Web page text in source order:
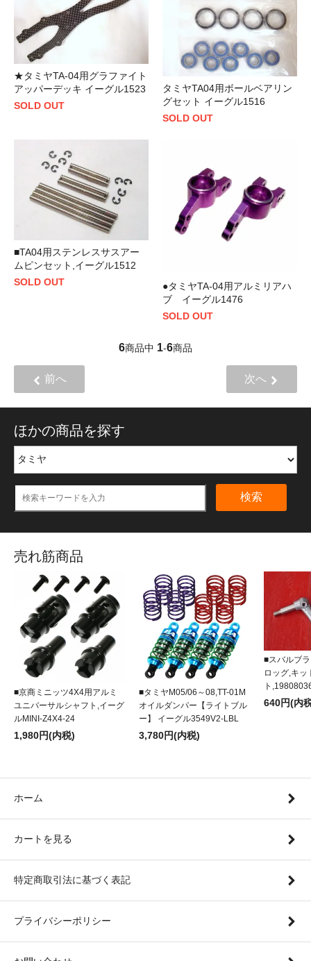
★タミヤTA-04用グラファイト
アッパーデッキ イーグル1523
SOLD OUT
タミヤTA04用ボールベアリン
グセット イーグル1516
SOLD OUT
■TA04用ステンレスサスアー
ムピンセット,イーグル1512
SOLD OUT
●タミヤTA-04用アルミリアハ
ブ イーグル1476
SOLD OUT
6商品中 1-6商品
前へ 次へ
ほかの商品を探す
検索
売れ筋商品
■京商ミニッツ4X4用アルミ
ユニバーサルシャフト,イーグ
ルMINI-Z4X4-24
1,980円(内税)
■タミヤM05/06～08,TT-01M
オイルダンパー【ライトブル
ー】 イーグル3549V2-LBL
3,780円(内税)
■スバルブ
ロッグ,キッ
ト
640円(内
ホーム
カートを見る
特定商取引法に基づく表記
プライバシーポリシー